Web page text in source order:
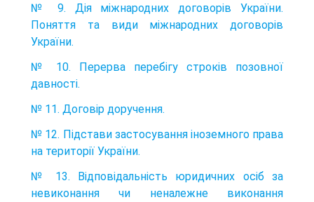
№ 9. Дія міжнародних договорів України.
Поняття та види міжнародних договорів
України.
№ 10. Перерва перебігу строків позовної
давності.
№ 11. Договір доручення.
№ 12. Підстави застосування іноземного права
на території України.
№ 13. Відповідальність юридичних осіб за
невиконання чи неналежне виконання